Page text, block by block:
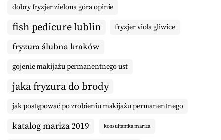
dobry fryzjer zielona góra opinie
fish pedicure lublin fryzjer viola gliwice
fryzura ślubna kraków
gojenie makijażu permanentnego ust
jaka fryzura do brody
jak postępować po zrobieniu makijażu permanentnego
katalog mariza 2019 konsultantka mariza